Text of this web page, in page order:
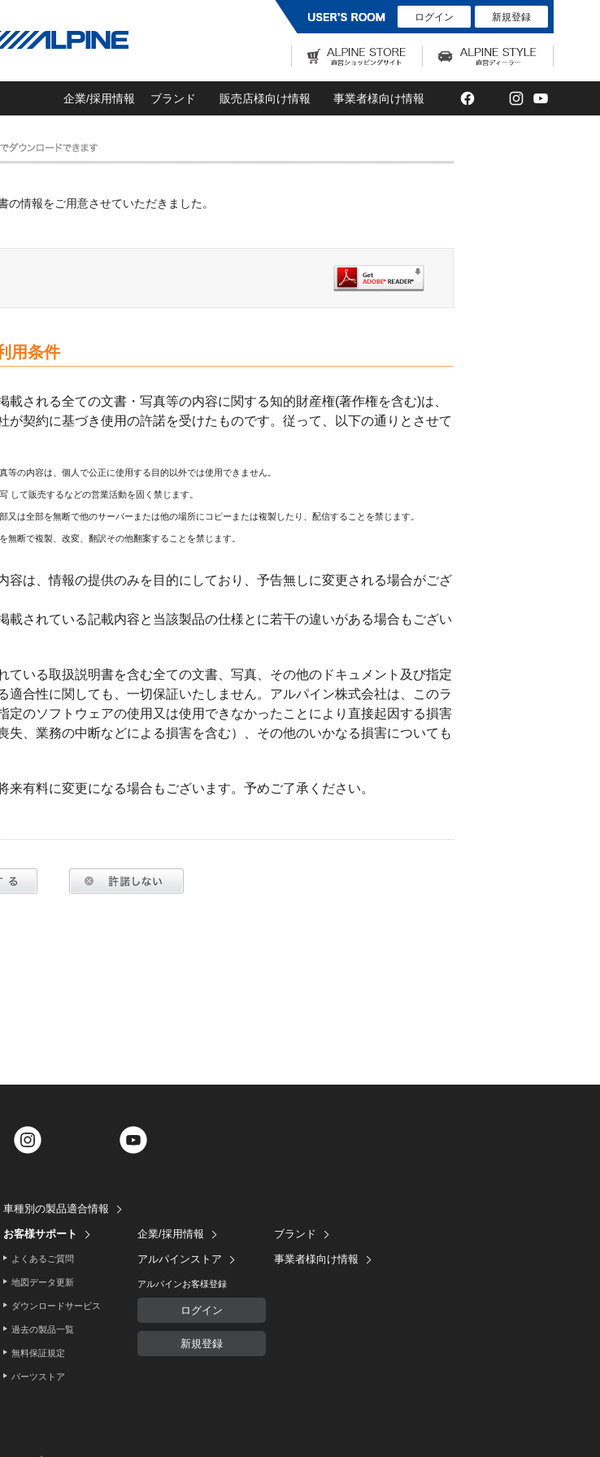
ログイン 新規登録
企業/採用情報 ブランド 販売店様向け情報 事業者様向け情報 Facebook
TwitterInstagram
情報をご用意させていただきました。
用条件
される全ての文書・写真等の内容に関する知的財産権(著作権を含む)は、
契約に基づき使用の許諾を受けたものです。従って、以下の通りとさせて
の内容は、個人で公正に使用する目的以外では使用できません。
して販売するなどの営業活動を固く禁じます。
は全部を無断で他のサーバーまたは他の場所にコピーまたは複製したり、配信することを禁じます。
断で複製、改変、翻訳その他翻案することを禁じます。
容は、情報の提供のみを目的にしており、予告無しに変更される場合がござ
載されている記載内容と当該製品の仕様とに若干の違いがある場合もござい
いる取扱説明書を含む全ての文書、写真、その他のドキュメント及び指定
合性に関しても、一切保証いたしません。アルパイン株式会社は、このラ
定のソフトウェアの使用又は使用できなかったことにより直接起因する損害
、業務の中断などによる損害を含む）、その他のいかなる損害についても
有料に変更になる場合もございます。予めご了承ください。
Twitter
車種別の製品適合情報
お客様サポート
よくあるご質問
地図データ更新
ダウンロードサービス
過去の製品一覧
無料保証規定
パーツストア
企業/採用情報
アルパインストア
アルパインお客様登録
ログイン
新規登録
ブランド
事業者様向け情報